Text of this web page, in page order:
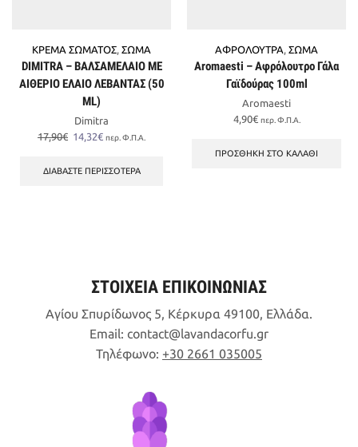
ΚΡΕΜΑ ΣΩΜΑΤΟΣ, ΣΩΜΑ
DIMITRA – ΒΑΛΣΑΜΕΛΑΙΟ ΜΕ
ΑΙΘΕΡΙΟ ΕΛΑΙΟ ΛΕΒΑΝΤΑΣ (50
ML)
Dimitra
17,90€ Original
was:
14,32€Η
τιμή
περ. Φ.Π.Α.
ΔΙΑΒΆΣΤΕ ΠΕΡΙΣΣΌΤΕΡΑ
ΑΦΡΟΛΟΥΤΡΑ, ΣΩΜΑ
Aromaesti – Αφρόλουτρο Γάλα
Γαϊδούρας 100ml
Aromaesti
4,90€ περ. Φ.Π.Α.
ΠΡΟΣΘΉΚΗ ΣΤΟ ΚΑΛΆΘΙ
ΣΤΟΙΧΕΙΑ ΕΠΙΚΟΙΝΩΝΙΑΣ
Αγίου Σπυρίδωνος 5, Κέρκυρα 49100, Ελλάδα.
Email: contact lavandacorfu gr
Τηλέφωνο: +30 2661 035005